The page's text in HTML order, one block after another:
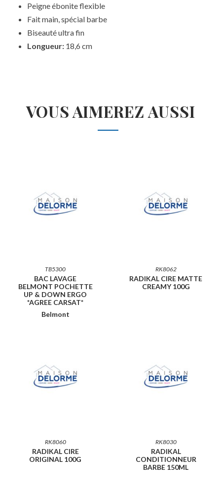
Peigne ébonite flexible
Fait main, spécial barbe
Biseauté ultra fin
Longueur: 18,6 cm
VOUS AIMEREZ AUSSI
TB5300
BAC LAVAGE
BELMONT POCHETTE
UP & DOWN ERGO
*AGREE CARSAT*
Belmont
RK8062
RADIKAL CIRE MATTE
CREAMY 100G
RK8060
RADIKAL CIRE
ORIGINAL 100G
RK8030
RADIKAL
CONDITIONNEUR
BARBE 150ML